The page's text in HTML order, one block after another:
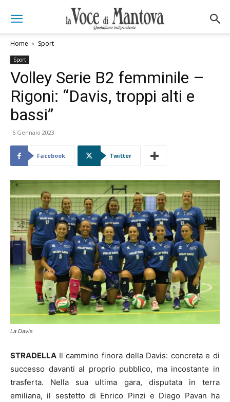
Home Sport
Sport
Volley Serie B2 femminile –
Rigoni: “Davis, troppi alti e
bassi”
6 Gennaio 2023
Facebook Twitter
La Davis
STRADELLA Il cammino finora della Davis: concreta e di
successo davanti al proprio pubblico, ma incostante in
trasferta. Nella sua ultima gara, disputata in terra
emiliana, il sestetto di Enrico Pinzi e Diego Pavan ha